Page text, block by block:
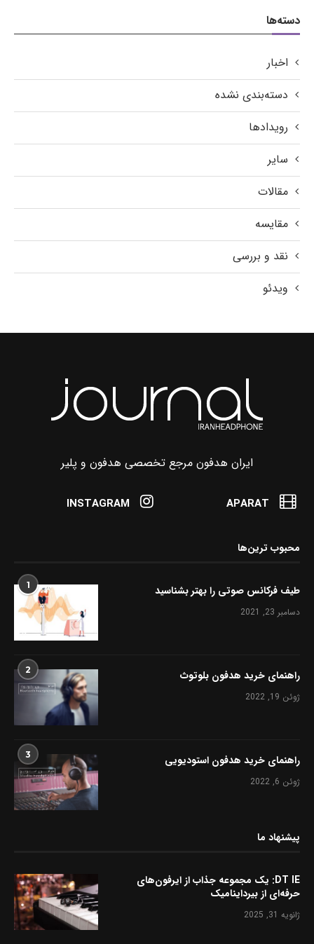
دسته‌ها
اخبار
دسته‌بندی نشده
رویدادها
سایر
مقالات
مقایسه
نقد و بررسی
ویدئو
ایران هدفون مرجع تخصصی هدفون و پلیر
APARAT
INSTAGRAM
محبوب ترین‌ها
1 طیف فرکانس صوتی را بهتر بشناسید
دسامبر 23, 2021
2 راهنمای خرید هدفون بلوتوث
ژوئن 19, 2022
3 راهنمای خرید هدفون استودیویی
ژوئن 6, 2022
پیشنهاد ما
DT IE: یک مجموعه جذاب از ایرفون‌های
حرفه‌ای از بیرداینامیک
ژانویه 31, 2025